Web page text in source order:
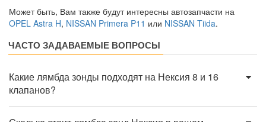
Может быть, Вам также будут интересны автозапчасти на
OPEL Astra H, NISSAN Primera P11 или NISSAN Tiida.
ЧАСТО ЗАДАВАЕМЫЕ ВОПРОСЫ
Какие лямбда зонды подходят на Нексия 8 и 16
клапанов?